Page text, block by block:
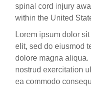
spinal cord injury
within the United
Lorem ipsum dolor
elit, sed do eiusmod
dolore magna
nostrud exercitation
ea commodo